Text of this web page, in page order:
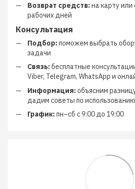
Возврат средств:на карту или
рабочих дней
Консультация
Подбор:поможем выбрать
задачи
Связь:бесплатные
Viber, Telegram, WhatsApp и
Информация:объясним
дадим советы по использованию
График:пн–сб с 9:00 до 19:00